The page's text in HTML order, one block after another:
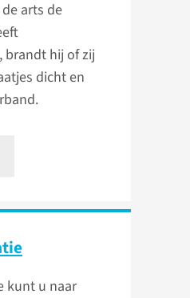
arts de
brandt hij of zij
dicht en
kunt u naar